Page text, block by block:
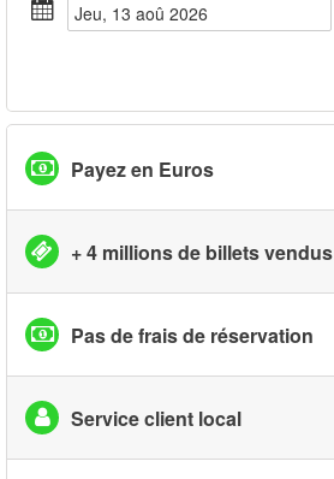
jeu, 13 aoû 2026
Payez en Euros
+ 4 millions de billets vendus
Pas de frais de réservation
Service client local